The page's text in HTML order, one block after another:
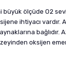
ölçüde O2
ihtiyacı
oksijen